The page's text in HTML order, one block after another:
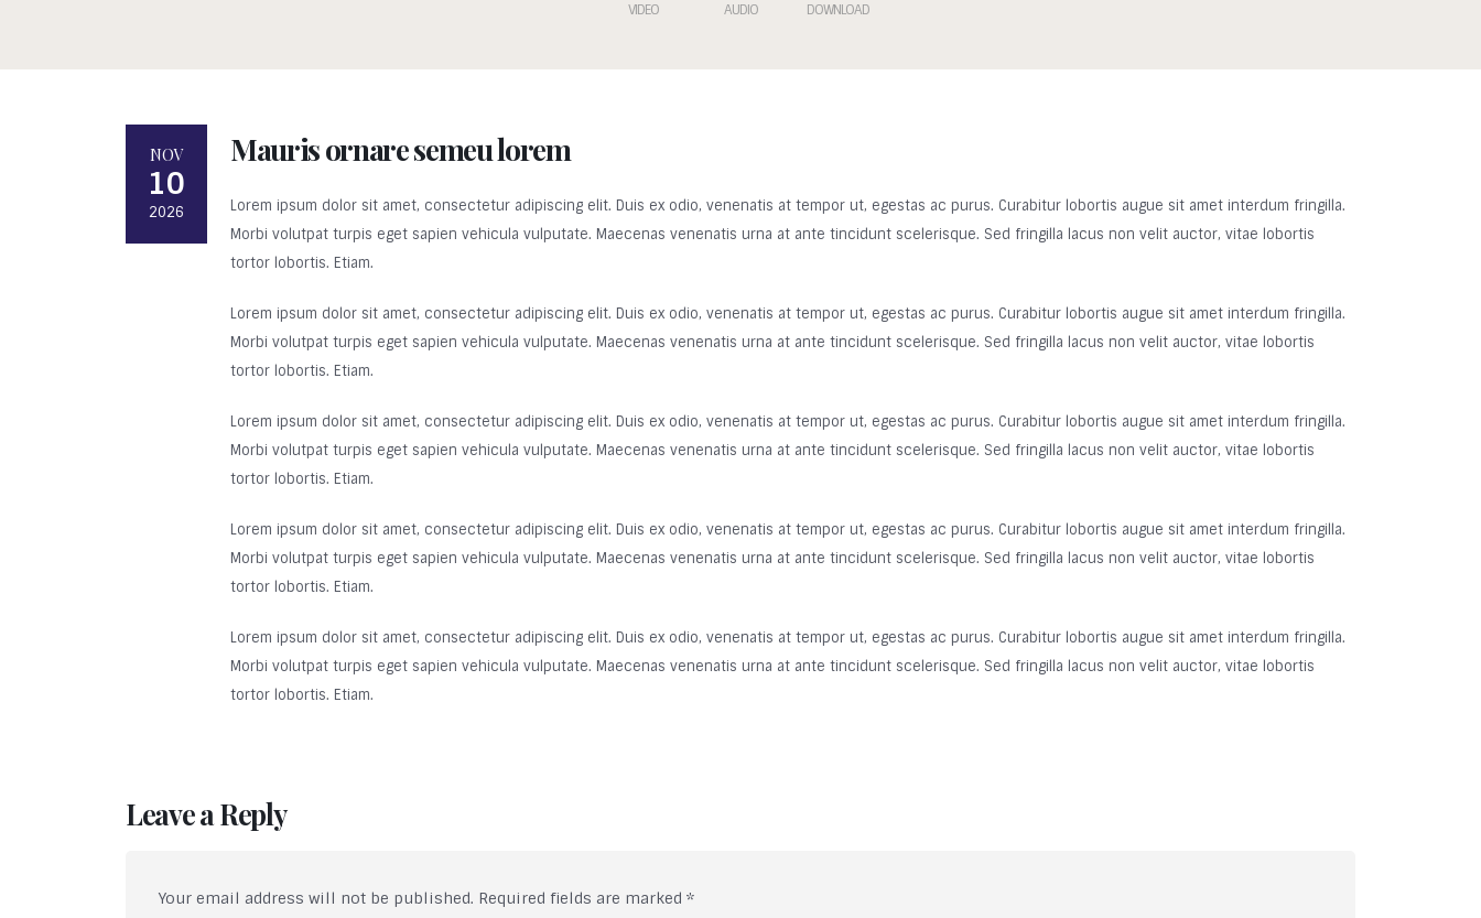
VIDEO AUDIO DOWNLOAD
NOV
10
2026
Mauris ornare semeu lorem
Lorem ipsum dolor sit amet, consectetur adipiscing elit. Duis ex odio, venenatis at tempor ut, egestas ac purus. Curabitur lobortis augue sit amet interdum fringilla.
Morbi volutpat turpis eget sapien vehicula vulputate. Maecenas venenatis urna at ante tincidunt scelerisque. Sed fringilla lacus non velit auctor, vitae lobortis
tortor lobortis. Etiam.
Lorem ipsum dolor sit amet, consectetur adipiscing elit. Duis ex odio, venenatis at tempor ut, egestas ac purus. Curabitur lobortis augue sit amet interdum fringilla.
Morbi volutpat turpis eget sapien vehicula vulputate. Maecenas venenatis urna at ante tincidunt scelerisque. Sed fringilla lacus non velit auctor, vitae lobortis
tortor lobortis. Etiam.
Lorem ipsum dolor sit amet, consectetur adipiscing elit. Duis ex odio, venenatis at tempor ut, egestas ac purus. Curabitur lobortis augue sit amet interdum fringilla.
Morbi volutpat turpis eget sapien vehicula vulputate. Maecenas venenatis urna at ante tincidunt scelerisque. Sed fringilla lacus non velit auctor, vitae lobortis
tortor lobortis. Etiam.
Lorem ipsum dolor sit amet, consectetur adipiscing elit. Duis ex odio, venenatis at tempor ut, egestas ac purus. Curabitur lobortis augue sit amet interdum fringilla.
Morbi volutpat turpis eget sapien vehicula vulputate. Maecenas venenatis urna at ante tincidunt scelerisque. Sed fringilla lacus non velit auctor, vitae lobortis
tortor lobortis. Etiam.
Lorem ipsum dolor sit amet, consectetur adipiscing elit. Duis ex odio, venenatis at tempor ut, egestas ac purus. Curabitur lobortis augue sit amet interdum fringilla.
Morbi volutpat turpis eget sapien vehicula vulputate. Maecenas venenatis urna at ante tincidunt scelerisque. Sed fringilla lacus non velit auctor, vitae lobortis
tortor lobortis. Etiam.
Leave a Reply
Your email address will not be published. Required fields are marked *